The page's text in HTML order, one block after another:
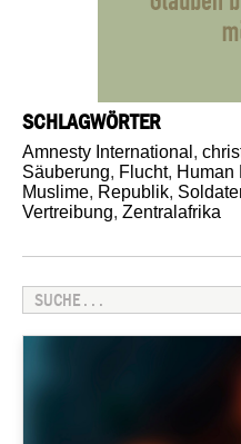
SCHLAGWÖRTER
Amnesty International ,
Säuberung, Flucht, Human
Muslime, Republik,
Vertreibung, Zentralafrika